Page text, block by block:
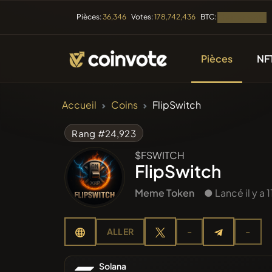
Pièces:36,346 Votes:178,742,436 BTC:
Pièces
Accueil Coins FlipSwitch
Rang #24,923
$FSWITCH
FlipSwitch
Meme Token ● Lancé il y a
ALLER - -
Solana